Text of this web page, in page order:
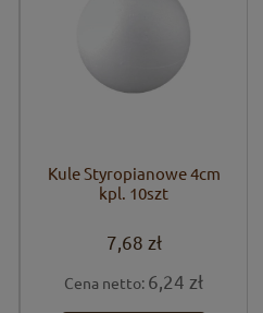
Kule Styropianowe 4cm
kpl. 10szt
7,68 zł
Cena netto: 6,24 zł